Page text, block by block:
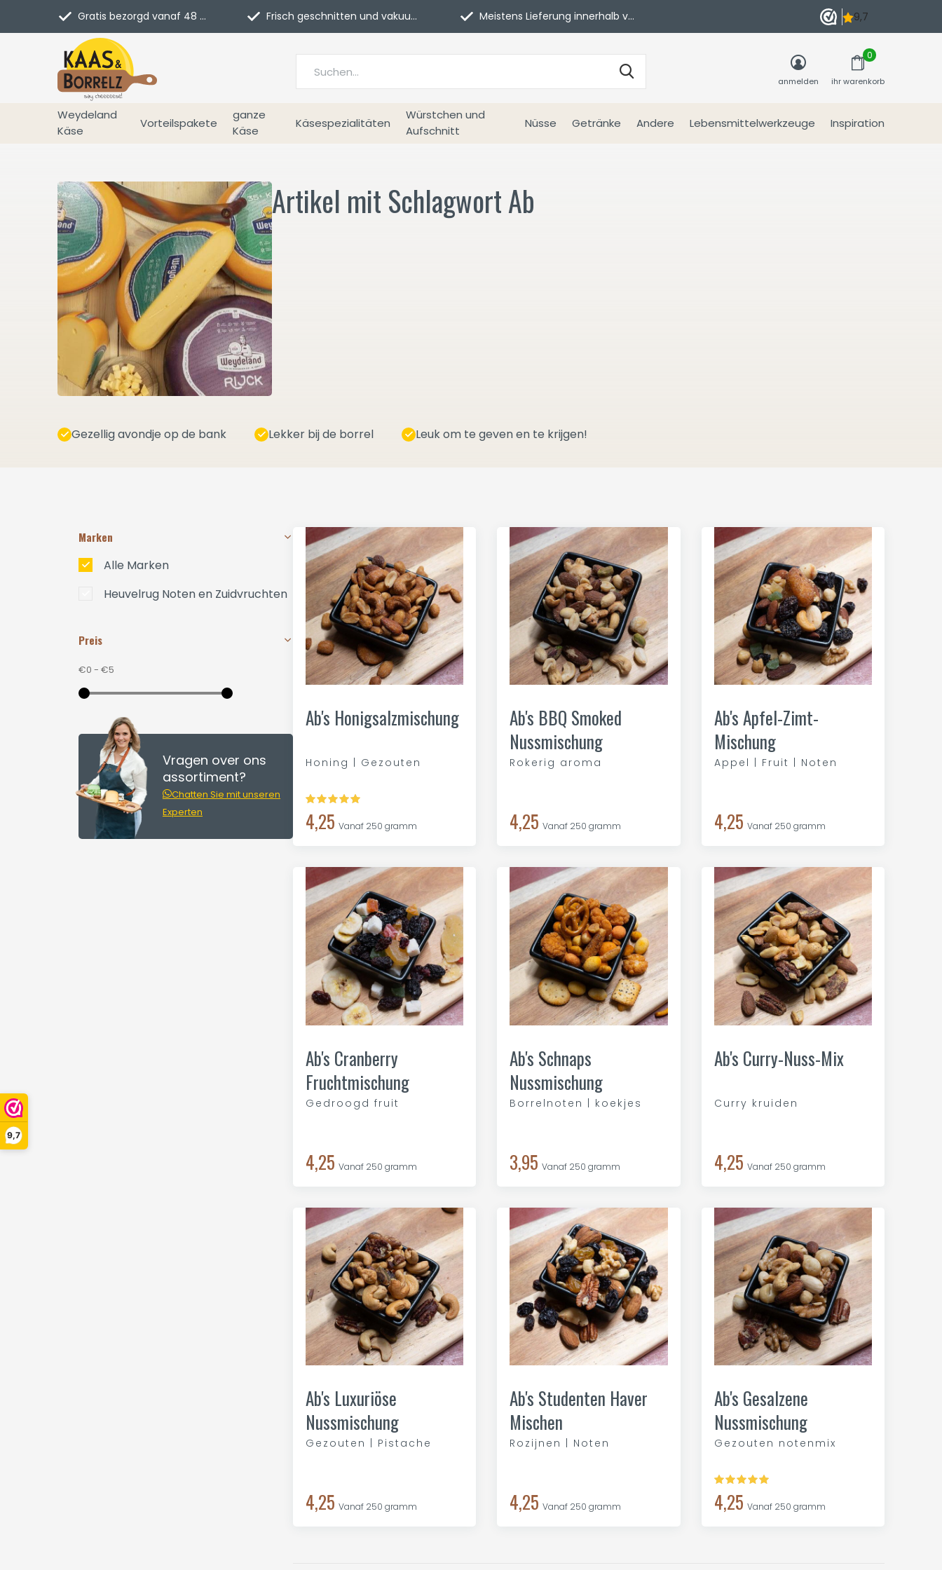
9,7
Weydeland
Käse
Vorteilspakete
ganze
Käse
Käsespezialitäten
Würstchen und
Aufschnitt
Nüsse Getränke Andere Lebensmittelwerkzeuge Inspiration
anmelden ihr warenkorb
0
Gratis bezorgd vanaf 48 euro in NL Frisch geschnitten und vakuumverpackt. Meistens Lieferung innerhalb von 3 Tagen
Artikel mit Schlagwort Ab
Gezellig avondje op de bank Lekker bij de borrel Leuk om te geven en te krijgen!
Ab's Honigsalzmischung
Honing | Gezouten
4,25 Vanaf 250 gramm
Ab's BBQ Smoked
Nussmischung
Rokerig aroma
4,25 Vanaf 250 gramm
Ab's Apfel-Zimt-
Mischung
Appel | Fruit | Noten
4,25 Vanaf 250 gramm
Ab's Cranberry
Fruchtmischung
Gedroogd fruit
4,25 Vanaf 250 gramm
Ab's Schnaps
Nussmischung
Borrelnoten | koekjes
3,95 Vanaf 250 gramm
Ab's Curry-Nuss-Mix
Curry kruiden
4,25 Vanaf 250 gramm
Ab's Luxuriöse
Nussmischung
Gezouten | Pistache
4,25 Vanaf 250 gramm
Ab's Studenten Haver
Mischen
Rozijnen | Noten
4,25 Vanaf 250 gramm
Ab's Gesalzene
Nussmischung
Gezouten notenmix
4,25 Vanaf 250 gramm
Marken
Alle Marken
Heuvelrug Noten en Zuidvruchten
Preis
€0 - €5
Vragen over ons
assortiment?
Chatten Sie mit unseren
Experten